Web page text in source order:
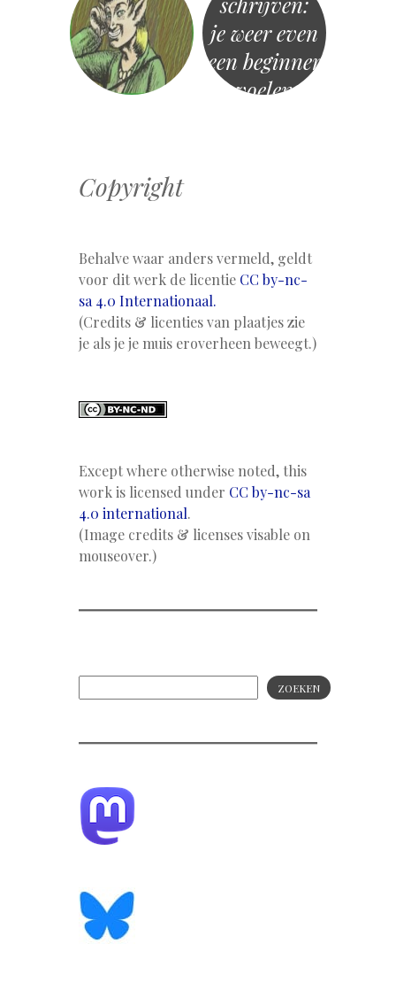
je weer even
een beginner
voelen
Copyright
Behalve waar anders vermeld, geldt
voor dit werk de licentie CC by-nc-
sa 4.0 Internationaal.
(Credits & licenties van plaatjes zie
je als je je muis eroverheen beweegt.)
Except where otherwise noted, this
work is licensed under CC by-nc-sa
4.0 international.
(Image credits & licenses visable on
mouseover.)
ZOEKEN